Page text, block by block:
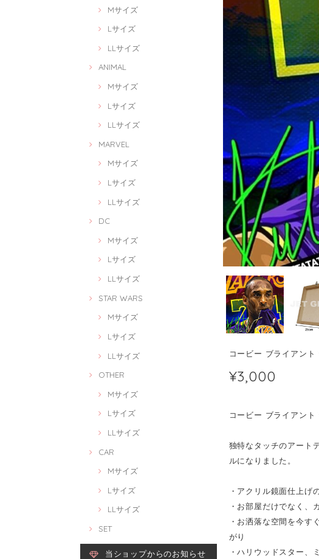
Mサイズ
Lサイズ
LLサイズ
ANIMAL
Mサイズ
Lサイズ
LLサイズ
MARVEL
Mサイズ
Lサイズ
LLサイズ
DC
Mサイズ
Lサイズ
LLサイズ
STAR WARS
Mサイズ
Lサイズ
LLサイズ
OTHER
Mサイズ
Lサイズ
LLサイズ
CAR
Mサイズ
Lサイズ
LLサイズ
SET
当ショップからのお知らせ
コービー ブライアン
¥3,000
コービー ブライアン
独特なタッチのアート
ルになりました。
・アクリル鏡面仕上げ
・お部屋だけでなく
・お洒落な空間を今す
がり
・ハリウッドスター、